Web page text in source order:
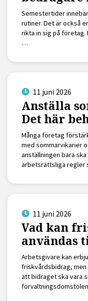
Semestertider
rutiner. Det är också
rikta in sig på företag.
…
11 juni 2026
Anställa
Det här
Många företag
med sommarvikarier
anställningen bara
arbetsrättsliga regler
11 juni 2026
Vad kan
användas
Arbetsgivare kan
friskvårdsbidrag,
att bidraget ska vara